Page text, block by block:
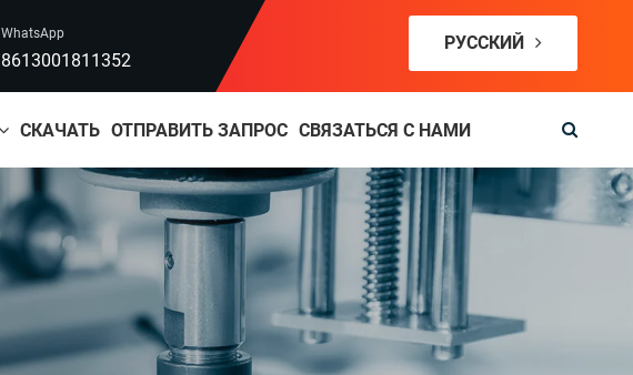
WhatsApp
8613001811352
РУССКИЙ
СКАЧАТЬ ОТПРАВИТЬ ЗАПРОС СВЯЗАТЬСЯ С НАМИ